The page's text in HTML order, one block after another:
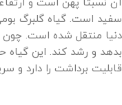
سفید است. گیاه گلبرگ
دنیا منتقل شده است. چون
قابلیت برداشت را دارد و